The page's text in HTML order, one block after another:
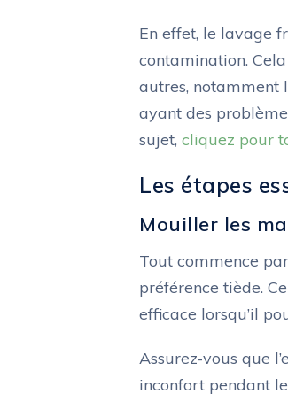
En effet, le lavage
contamination.
autres, notamment
ayant des
sujet, cliquez pour
Les étapes
Mouiller les
Tout commence
préférence tiède.
efficace lorsqu’il
Assurez-vous que
inconfort pendant